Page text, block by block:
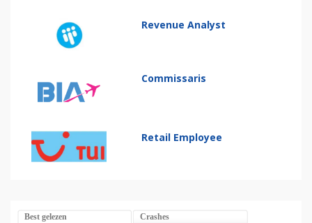
Revenue Analyst
Commissaris
Retail Employee
Best gelezen Crashes